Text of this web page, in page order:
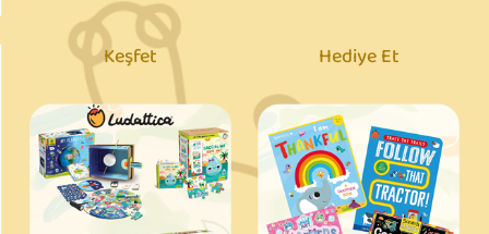
Keşfet Hediye Et